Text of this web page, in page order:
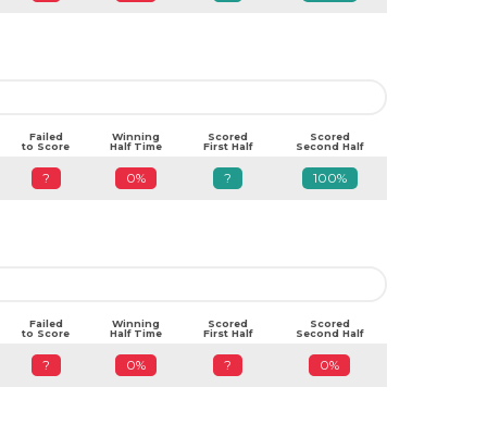
Failed
to Score
Winning
Half Time
Scored
First Half
Scored
Second Half
? 0% ? 100%
Failed
to Score
Winning
Half Time
Scored
First Half
Scored
Second Half
? 0% ? 0%